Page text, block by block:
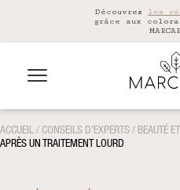
Découvrez les
grâce aux
ACCUEIL / CONSEILS D’EXPERTS / BEAUTÉ
APRÈS UN TRAITEMENT LOURD